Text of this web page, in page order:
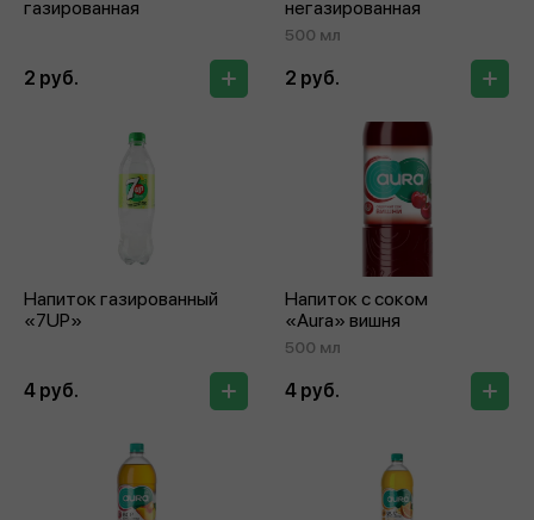
газированная
2 руб.
негазированная
500 мл
2 руб.
Напиток газированный
«7UP»
4 руб.
Напиток с соком
«Aura» вишня
500 мл
4 руб.